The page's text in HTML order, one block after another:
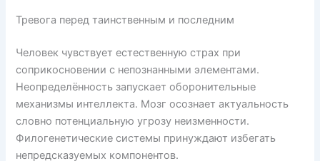
Тревога перед таинственным и последним
Человек чувствует естественную страх при
соприкосновении с непознанными элементами.
Неопределённость запускает оборонительные
механизмы интеллекта. Мозг осознает актуальность
словно потенциальную угрозу неизменности.
Филогенетические системы принуждают избегать
непредсказуемых компонентов.